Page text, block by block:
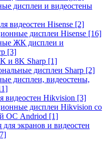
дисплеи и видеостены
видеостен Hisense [2]
дисплеи Hisense [16]
ЖК дисплеи и
[3]
и 8K Sharp [1]
дисплеи Sharp [2]
дисплеи, видеостены,
видеостен Hikvision [3]
дисплеи Hikvision со
ОС Andriod [1]
экранов и видеостен